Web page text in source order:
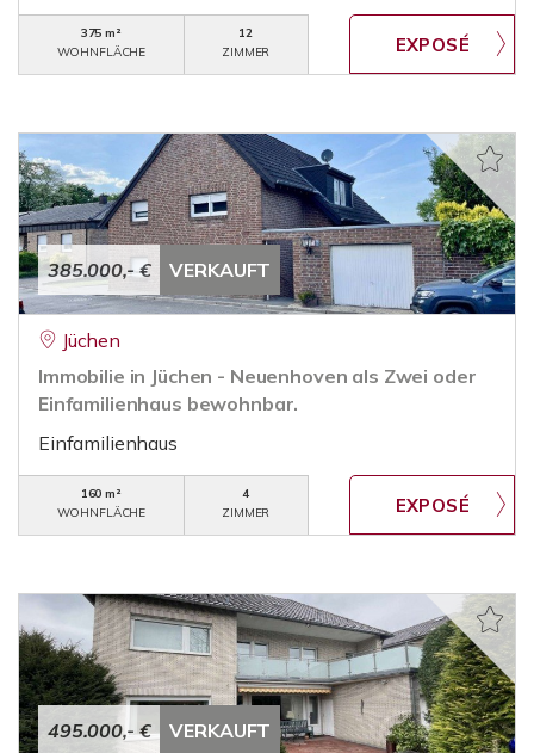
375 m²
WOHNFLÄCHE
12
ZIMMER
385.000,- € VERKAUFT
Jüchen
Immobilie in Jüchen - Neuenhoven als Zwei oder
Einfamilienhaus bewohnbar.
Einfamilienhaus
160 m²
WOHNFLÄCHE
4
ZIMMER
495.000,- € VERKAUFT